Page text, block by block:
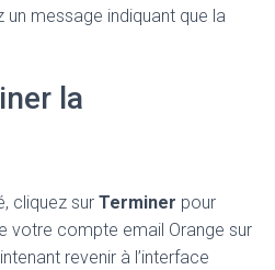
message indiquant que la
la
cliquez sur Terminer pour
votre compte email Orange sur
revenir à l’interface